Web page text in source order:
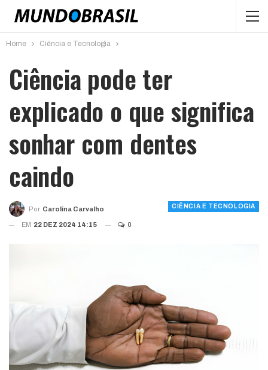
Home Ciência e Tecnologia
Ciência pode ter
explicado o que significa
sonhar com dentes
caindo
CIÊNCIA E TECNOLOGIA
Por Carolina Carvalho
EM 22 DEZ 2024 14:15 0